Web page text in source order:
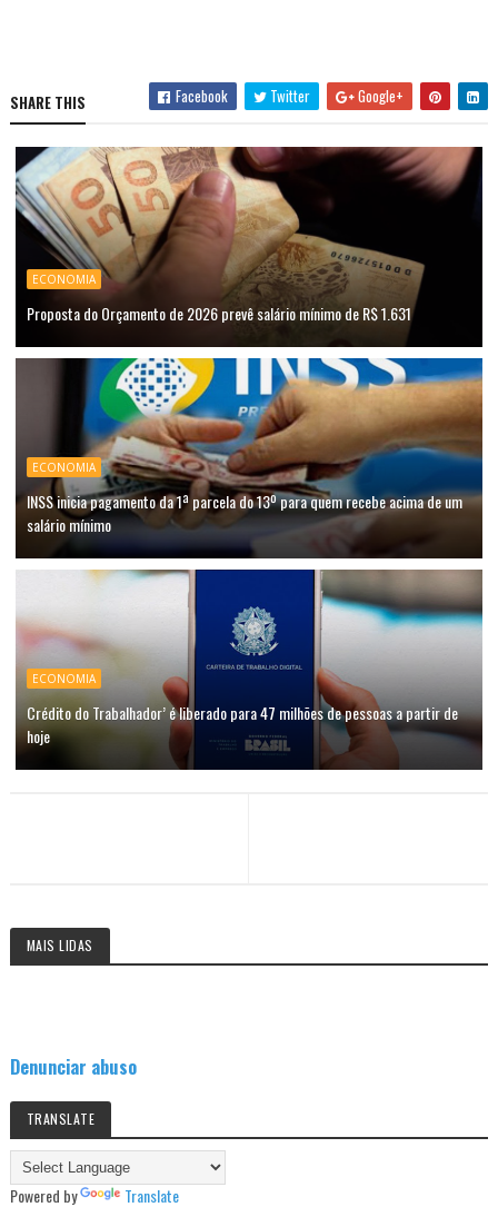
SHARE THIS Facebook Twitter Google+
ECONOMIA
Proposta do Orçamento de 2026 prevê salário mínimo de R$ 1.631
ECONOMIA
INSS inicia pagamento da 1ª parcela do 13º para quem recebe acima de um
salário mínimo
ECONOMIA
Crédito do Trabalhador’ é liberado para 47 milhões de pessoas a partir de
hoje
MAIS LIDAS
Denunciar abuso
TRANSLATE
Powered by Translate